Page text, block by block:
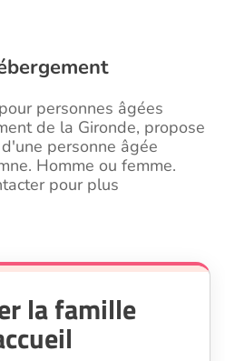
personnes âgées
de la Gironde, propose
personne âgée
Homme ou femme.
pour plus
la famille